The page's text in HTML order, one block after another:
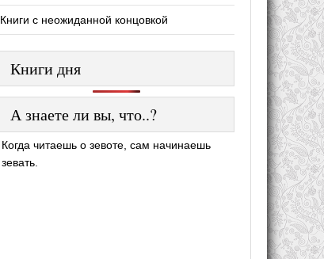
Книги с неожиданной концовкой
Книги дня
А знаете ли вы, что..?
Когда читаешь о зевоте, сам начинаешь
зевать.